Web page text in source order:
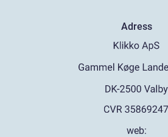
Adress
web: